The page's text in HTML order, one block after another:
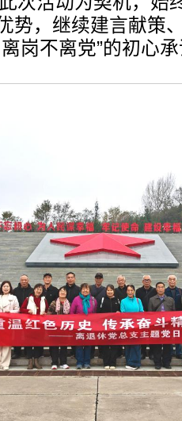
势，继续建言献策
岗不离党”的初心